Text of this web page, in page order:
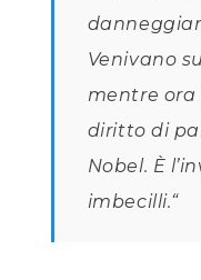
Venivano
mentre ora
diritto di
Nobel. È
imbecilli.“